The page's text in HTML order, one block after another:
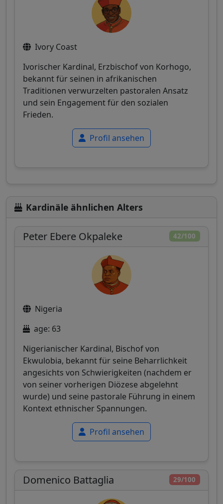
Ivory Coast
Ivorischer Kardinal, Erzbischof von Korhogo,
bekannt für seinen in afrikanischen
Traditionen verwurzelten pastoralen Ansatz
und sein Engagement für den sozialen
Frieden.
Profil ansehen
Kardinäle ähnlichen Alters
42/100
Peter Ebere Okpaleke
Nigeria
age: 63
Nigerianischer Kardinal, Bischof von
Ekwulobia, bekannt für seine Beharrlichkeit
angesichts von Schwierigkeiten (nachdem er
von seiner vorherigen Diözese abgelehnt
wurde) und seine pastorale Führung in einem
Kontext ethnischer Spannungen.
Profil ansehen
29/100
Domenico Battaglia